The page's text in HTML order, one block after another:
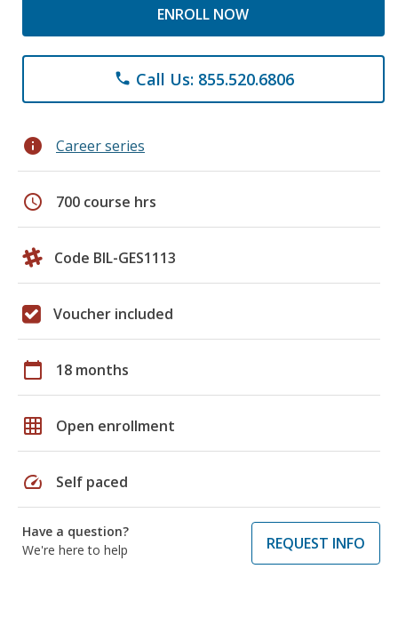
ENROLL NOW
phone Call Us: 855.520.6806
info Career series
schedule 700 course hrs
Code BIL-GES1113
Voucher included
calendar_today 18 months
grid_on Open enrollment
speed Self paced
Have a question?
We're here to help
REQUEST INFO